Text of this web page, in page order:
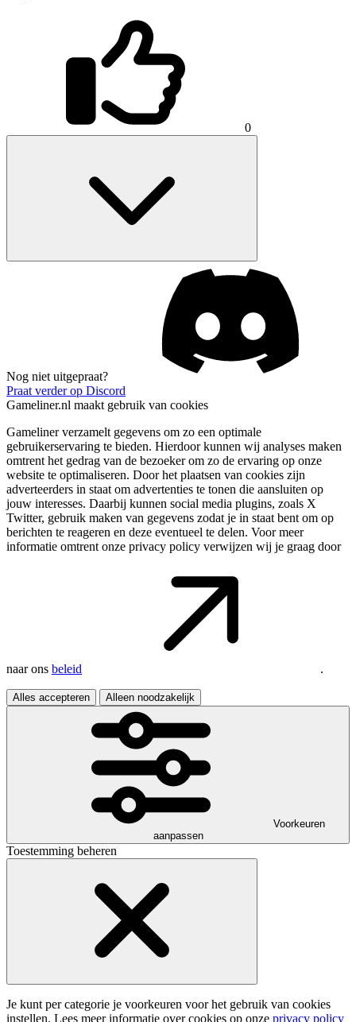
0
Nog niet uitgepraat?
Praat verder op Discord
Gameliner.nl maakt gebruik van cookies
Gameliner verzamelt gegevens om zo een optimale
gebruikerservaring te bieden. Hierdoor kunnen wij analyses maken
omtrent het gedrag van de bezoeker om zo de ervaring op onze
website te optimaliseren. Door het plaatsen van cookies zijn
adverteerders in staat om advertenties te tonen die aansluiten op
jouw interesses. Daarbij kunnen social media plugins, zoals X
Twitter, gebruik maken van gegevens zodat je in staat bent om op
berichten te reageren en deze eventueel te delen. Voor meer
informatie omtrent onze privacy policy verwijzen wij je graag door
naar ons beleid .
Alles accepteren Alleen noodzakelijk
Voorkeuren
aanpassen
Toestemming beheren
Je kunt per categorie je voorkeuren voor het gebruik van cookies
instellen. Lees meer informatie over cookies op onze privacy policy